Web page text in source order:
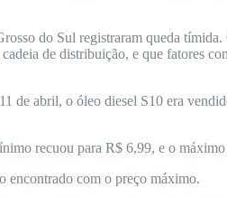
do Sul registraram queda
de distribuição, e que fatores
de abril, o óleo diesel S10 era
recuou para R$ 6,99, e o
encontrado com o preço máximo.